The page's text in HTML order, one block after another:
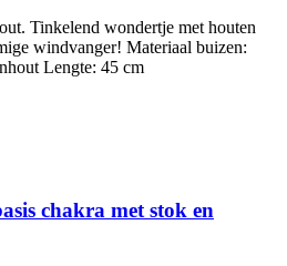
Tinkelend wondertje met houten
windvanger! Materiaal buizen:
Lengte: 45 cm
chakra met stok en